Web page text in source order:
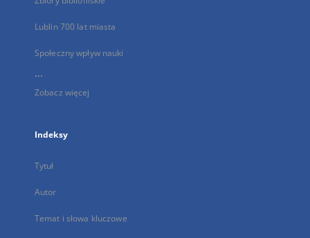
Lublin 700 lat miasta
Społeczny wpływ nauki
...
Zobacz więcej
Indeksy
Tytuł
Autor
Temat i słowa kluczowe